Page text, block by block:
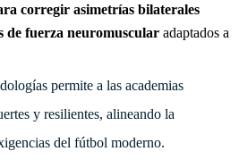
corregir asimetrías bilaterales
de fuerza neuromuscular adaptados a
permite a las academias
y resilientes, alineando la
del fútbol moderno.